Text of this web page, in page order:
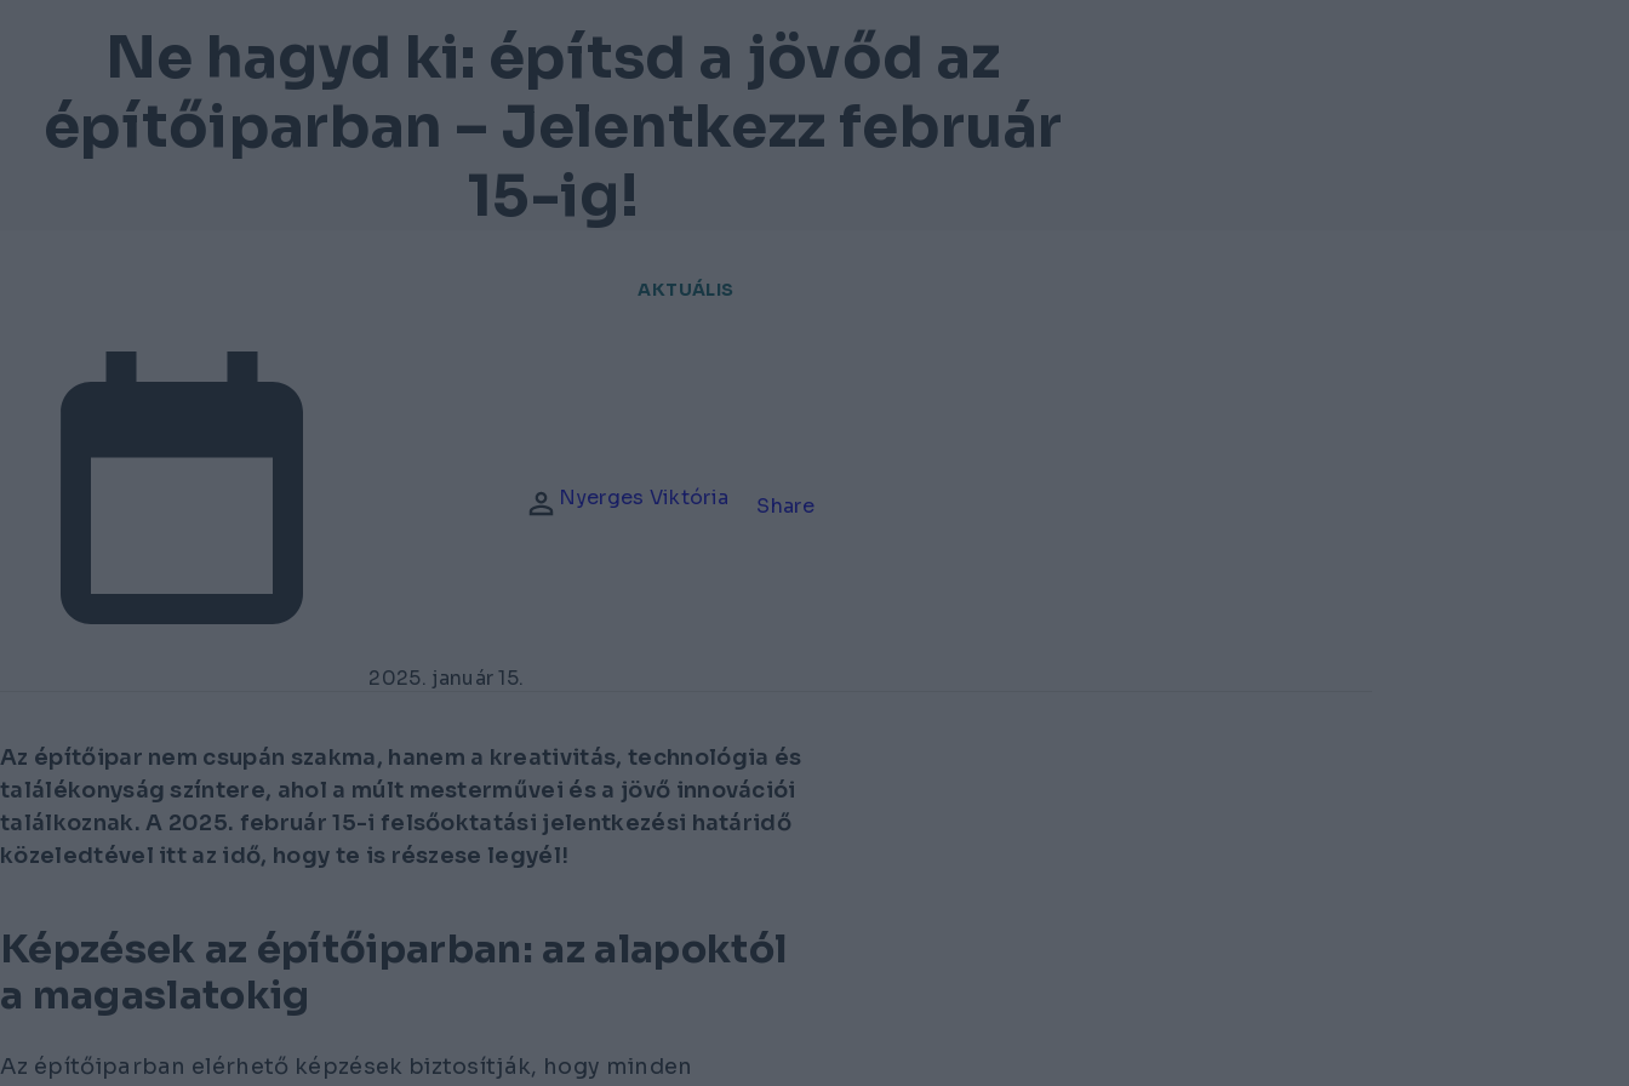
Ne hagyd ki: építsd a jövőd az
építőiparban – Jelentkezz február
15-ig!
AKTUÁLIS
2025. január 15.
Nyerges Viktória Share
Az építőipar nem csupán szakma, hanem a kreativitás, technológia és
találékonyság színtere, ahol a múlt mesterművei és a jövő innovációi
találkoznak. A 2025. február 15-i felsőoktatási jelentkezési határidő
közeledtével itt az idő, hogy te is részese legyél!
Képzések az építőiparban: az alapoktól
a magaslatokig
Az építőiparban elérhető képzések biztosítják, hogy minden